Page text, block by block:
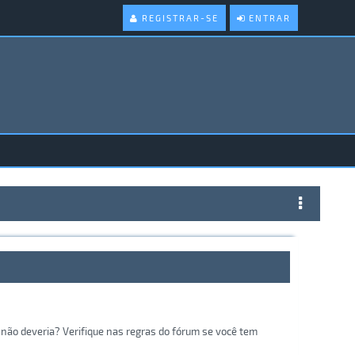
ENTRAR
REGISTRAR-SE
deveria? Verifique nas regras do fórum se você tem